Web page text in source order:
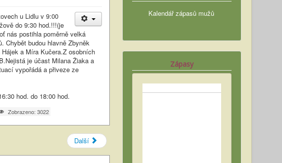
u Lidlu v 9:00
do 9:30 hod.!!!(je
nás postihla poměrně velká
Chybět budou hlavně Zbyněk
a Míra Kučera.Z osobních
je účast Milana Žiaka a
vypořádá a přiveze ze
hod. do 18:00 hod.
Zobrazeno: 3022
Další
Kalendář zápasů mužů
Zápasy